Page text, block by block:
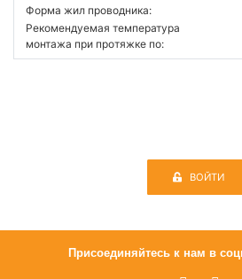
Форма жил проводника:
Рекомендуемая температура
монтажа при протяжке по:
ВОЙТИ
Присоединяйтесь к нам в